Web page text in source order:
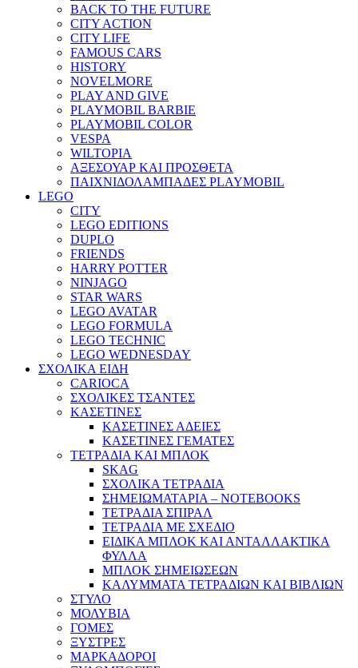
BACK TO THE FUTURE
CITY ACTION
CITY LIFE
FAMOUS CARS
HISTORY
NOVELMORE
PLAY AND GIVE
PLAYMOBIL BARBIE
PLAYMOBIL COLOR
VESPA
WILTOPIA
ΑΞΕΣΟΥΑΡ ΚΑΙ ΠΡΟΣΘΕΤΑ
ΠΑΙΧΝΙΔΟΛΑΜΠΑΔΕΣ PLAYMOBIL
LEGO
CITY
LEGO EDITIONS
DUPLO
FRIENDS
HARRY POTTER
NINJAGO
STAR WARS
LEGO AVATAR
LEGO FORMULA
LEGO TECHNIC
LEGO WEDNESDAY
ΣΧΟΛΙΚΑ ΕΙΔΗ
CARIOCA
ΣΧΟΛΙΚΕΣ ΤΣΑΝΤΕΣ
ΚΑΣΕΤΙΝΕΣ
ΚΑΣΕΤΙΝΕΣ ΑΔΕΙΕΣ
ΚΑΣΕΤΙΝΕΣ ΓΕΜΑΤΕΣ
ΤΕΤΡΑΔΙΑ ΚΑΙ ΜΠΛΟΚ
SKAG
ΣΧΟΛΙΚΑ ΤΕΤΡΑΔΙΑ
ΣΗΜΕΙΩΜΑΤΑΡΙΑ – NOTEBOOKS
ΤΕΤΡΑΔΙΑ ΣΠΙΡΑΛ
ΤΕΤΡΑΔΙΑ ΜΕ ΣΧΕΔΙΟ
ΕΙΔΙΚΑ ΜΠΛΟΚ ΚΑΙ ΑΝΤΑΛΛΑΚΤΙΚΑ
ΦΥΛΛΑ
ΜΠΛΟΚ ΣΗΜΕΙΩΣΕΩΝ
ΚΑΛΥΜΜΑΤΑ ΤΕΤΡΑΔΙΩΝ ΚΑΙ ΒΙΒΛΙΩΝ
ΣΤΥΛΟ
ΜΟΛΥΒΙΑ
ΓΟΜΕΣ
ΞΥΣΤΡΕΣ
ΜΑΡΚΑΔΟΡΟΙ